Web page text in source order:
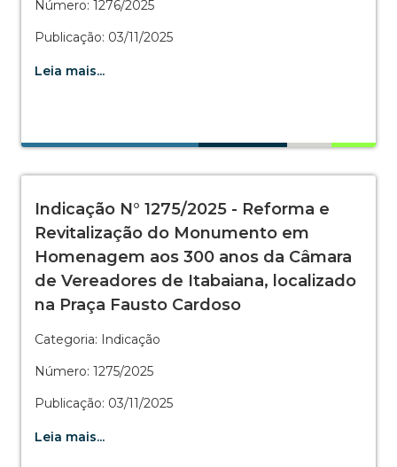
Número: 1276/2025
Publicação: 03/11/2025
Leia mais...
Indicação N° 1275/2025 - Reforma e
Revitalização do Monumento em
Homenagem aos 300 anos da Câmara
de Vereadores de Itabaiana, localizado
na Praça Fausto Cardoso
Categoria: Indicação
Número: 1275/2025
Publicação: 03/11/2025
Leia mais...